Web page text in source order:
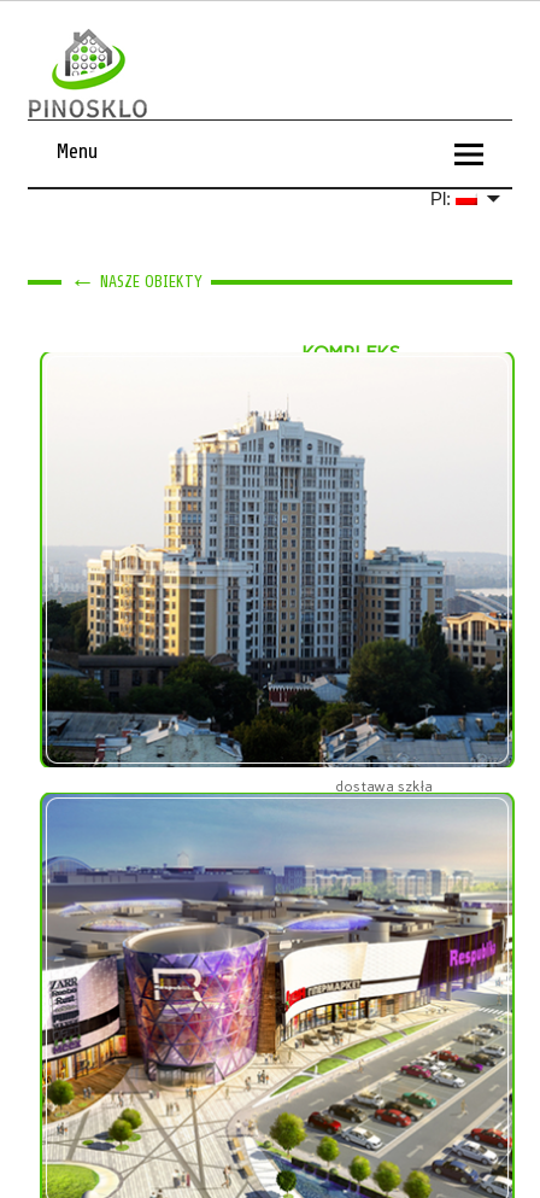
Menu
Pl:
← NASZE OBIEKTY
KOMPLEKS
ulicy Grushevskiego 9a,
Kijów, Ukraina
Materiał:
nieobrobione bloki
izolacyjne szkła
piankowego, bloki szkła
piankowego z powłoką
bitumiczną, okruchy
szkła piankowego
Usługi dodatkowe:
dostawa szkła
CENTRUM HANDLOWE
„RESPUBLIKA”
Adres:
Kijów, Ukraina
Materiał:
bloki szkła piankowego
z powłoką bitumiczną,
izolacyjne okruchy szkła
piankowego